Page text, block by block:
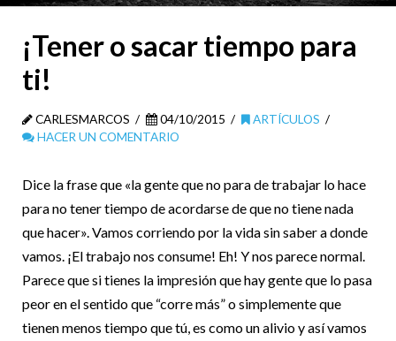
¡Tener o sacar tiempo para
ti!
CARLESMARCOS 04/10/2015
ARTÍCULOS
HACER UN COMENTARIO
Dice la frase que «la gente que no para de trabajar lo hace
para no tener tiempo de acordarse de que no tiene nada
que hacer». Vamos corriendo por la vida sin saber a donde
vamos. ¡El trabajo nos consume! Eh! Y nos parece normal.
Parece que si tienes la impresión que hay gente que lo pasa
peor en el sentido que “corre más” o simplemente que
tienen menos tiempo que tú, es como un alivio y así vamos